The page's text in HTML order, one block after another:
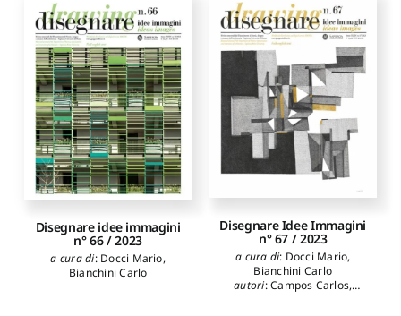
Disegnare idee immagini
n° 66 / 2023
a cura di: Docci Mario,
Bianchini Carlo
Disegnare Idee Immagini
n° 67 / 2023
a cura di: Docci Mario,
Bianchini Carlo
autori:Campos Carlos,